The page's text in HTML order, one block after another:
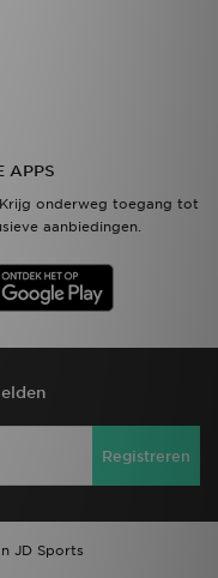
APPS
onderweg toegang tot
aanbiedingen.
Registreren
JD Sports